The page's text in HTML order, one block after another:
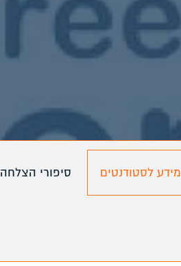
מידע לסטודנטים סיפורי הצלחה